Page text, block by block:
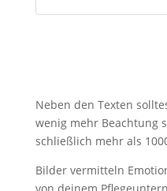
Neben den Texten
wenig mehr Beachtung
schließlich mehr als
Bilder vermitteln